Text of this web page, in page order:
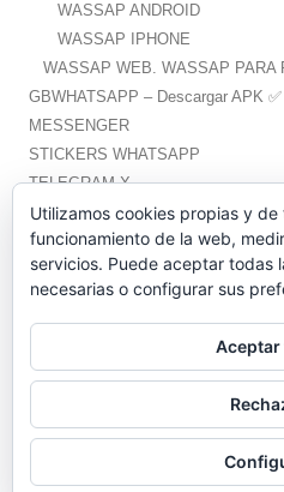
WASSAP ANDROID
WASSAP IPHONE
WASSAP WEB. WASSAP PARA
GBWHATSAPP – Descargar APK
MESSENGER
STICKERS WHATSAPP
TELEGRAM X
WHATSAPP PLUS – Descargar
Wassap.net proporciona ayuda no
La marca pertenece a Facebook y no
Política de Cookies||Política de
Utilizamos cookies propias y
funcionamiento de la web,
servicios. Puede aceptar todas
necesarias o configurar sus
Aceptar